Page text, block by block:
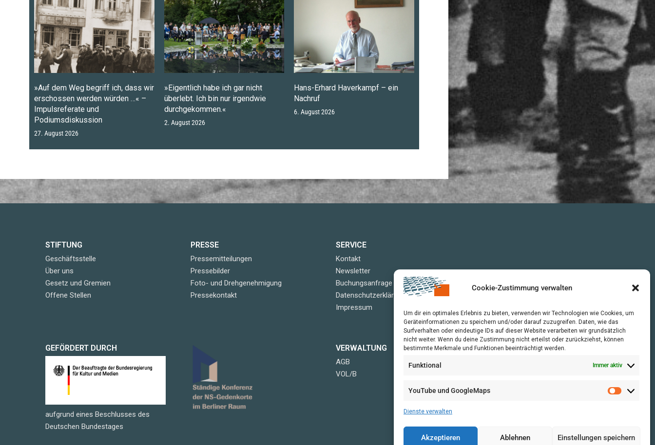
Cookie-Zustimmung verwalten
Um dir ein optimales Erlebnis zu bieten, verwenden wir Technologien wie Cookies, um
Geräteinformationen zu speichern und/oder darauf zuzugreifen. Daten, wie das
Surfverhalten oder eindeutige IDs auf dieser Website verarbeiten wir grundsätzlich
nicht weiter. Wenn du deine Zustimmung nicht erteilst oder zurückziehst, können
bestimmte Merkmale und Funktionen beeinträchtigt werden.
Funktional Immer aktiv
YouTube und GoogleMaps
Dienste verwalten
Akzeptieren Ablehnen Einstellungen speichern
»Auf dem Weg begriff ich, dass wir
erschossen werden würden …« –
Impulsreferate und
Podiumsdiskussion
27. August 2026
»Eigentlich habe ich gar nicht
überlebt. Ich bin nur irgendwie
durchgekommen.«
2. August 2026
Hans-Erhard Haverkampf – ein
Nachruf
6. August 2026
STIFTUNG
Geschäftsstelle
Über uns
Gesetz und Gremien
Offene Stellen
PRESSE
Pressemitteilungen
Pressebilder
Foto- und Drehgenehmigung
Pressekontakt
SERVICE
Kontakt
Newsletter
Buchungsanfrage
Datenschutzerklärung
Impressum
GEFÖRDERT DURCH
aufgrund eines Beschlusses des
Deutschen Bundestages
VERWALTUNG
AGB
VOL/B